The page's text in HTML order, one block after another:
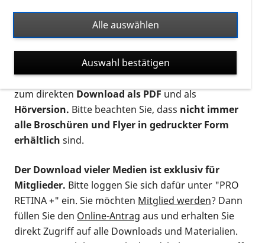
Ort. Nutzen Sie den Formatfilter, um ausschließlich
nach Flyern und Broschüren, Audios oder Videos zu
suchen. Die meisten Flyer und Broschüren werden in
verschiedenen Formaten angeboten: zur
postalischen Bestellung als gedruckte Variante
zum direktenDownload als PDFund als
Hörversion. Bitte beachten Sie, dass nicht immer
alle Broschüren und Flyer in gedruckter Form
erhältlich sind.
Der Download vieler Medien ist exklusiv für
Mitglieder. Bitte loggen Sie sich dafür unter "PRO
RETINA +" ein. Sie möchten Mitglied werden? Dann
füllen Sie den Online-Antrag aus und erhalten Sie
direkt Zugriff auf alle Downloads und Materialien.
Alle auswählen
Auswahl bestätigen